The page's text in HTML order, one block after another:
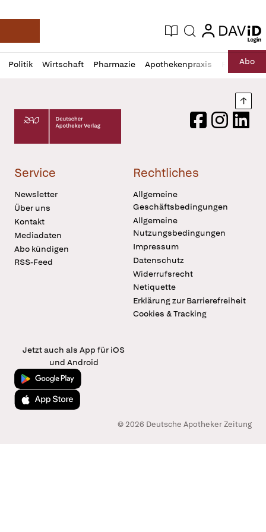
Deutsche Apotheker Zeitung
Aktuelle Ausgabe
Suche login
login
Politik Wirtschaft Pharmazie Apothekenpraxis RechtAbo
Profil
öffnen
Daz
Pur
Deutscher Apotheker Verlag Logo
FacebookInstagram
Service
Newsletter
Über uns
Kontakt
Mediadaten
Abo kündigen
RSS-Feed
Rechtliches
Allgemeine
Geschäftsbedingungen
Allgemeine
Nutzungsbedingungen
Impressum
Datenschutz
Widerrufsrecht
Netiquette
Erklärung zur Barrierefreiheit
Cookies & Tracking
Jetzt auch als App für iOS
und Android
Jetzt bei Google Play
Laden im App Store
© 2026 Deutsche Apotheker Zeitung